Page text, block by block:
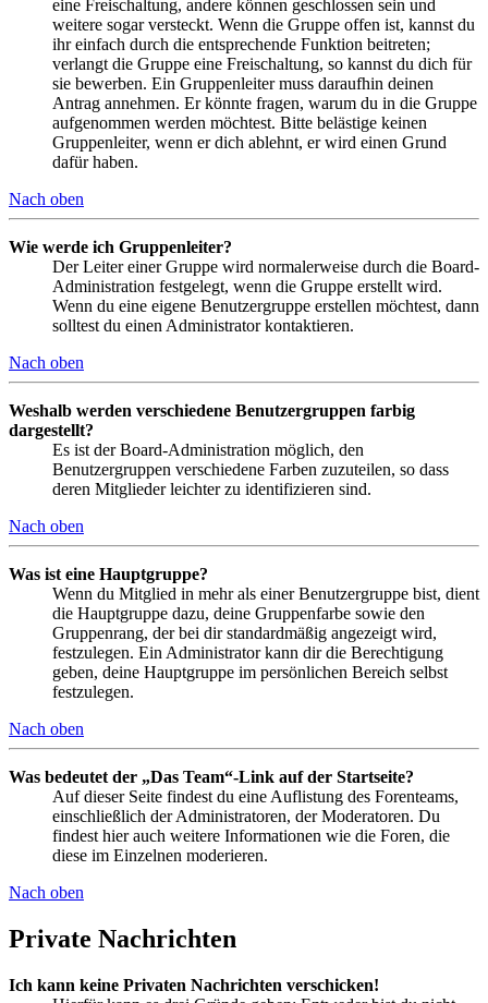
eine Freischaltung, andere können geschlossen sein und
weitere sogar versteckt. Wenn die Gruppe offen ist, kannst du
ihr einfach durch die entsprechende Funktion beitreten;
verlangt die Gruppe eine Freischaltung, so kannst du dich für
sie bewerben. Ein Gruppenleiter muss daraufhin deinen
Antrag annehmen. Er könnte fragen, warum du in die Gruppe
aufgenommen werden möchtest. Bitte belästige keinen
Gruppenleiter, wenn er dich ablehnt, er wird einen Grund
dafür haben.
Nach oben
Wie werde ich Gruppenleiter?
Der Leiter einer Gruppe wird normalerweise durch die Board-
Administration festgelegt, wenn die Gruppe erstellt wird.
Wenn du eine eigene Benutzergruppe erstellen möchtest, dann
solltest du einen Administrator kontaktieren.
Nach oben
Weshalb werden verschiedene Benutzergruppen farbig
dargestellt?
Es ist der Board-Administration möglich, den
Benutzergruppen verschiedene Farben zuzuteilen, so dass
deren Mitglieder leichter zu identifizieren sind.
Nach oben
Was ist eine Hauptgruppe?
Wenn du Mitglied in mehr als einer Benutzergruppe bist, dient
die Hauptgruppe dazu, deine Gruppenfarbe sowie den
Gruppenrang, der bei dir standardmäßig angezeigt wird,
festzulegen. Ein Administrator kann dir die Berechtigung
geben, deine Hauptgruppe im persönlichen Bereich selbst
festzulegen.
Nach oben
Was bedeutet der „Das Team“-Link auf der Startseite?
Auf dieser Seite findest du eine Auflistung des Forenteams,
einschließlich der Administratoren, der Moderatoren. Du
findest hier auch weitere Informationen wie die Foren, die
diese im Einzelnen moderieren.
Nach oben
Private Nachrichten
Ich kann keine Privaten Nachrichten verschicken!